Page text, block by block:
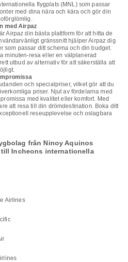
flygplats (MNL) som passar
med dina nära och kära och gör din
med Airpaz
Airpaz din bästa plattform för att hitta de
gränssnitt hjälper Airpaz dig
som passar ditt schema och din budget.
minuten-resa eller en välplanerad
utbud av alternativ för att säkerställa att
och specialpriser, vilket gör att du
priser. Njut av fördelarna med
med kvalitet eller komfort. Med
att resa till din drömdestination. Boka ditt
reseupplevelse och oslagbara
från Ninoy Aquinos
Incheons internationella
Airlines